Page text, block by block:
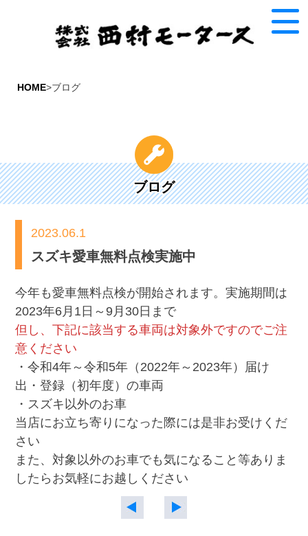
HOME>ブログ
ブログ
2023.06.1
スズキ愛車無料点検実施中
今年も愛車無料点検が開始されます。実施期間は
2023年6月1日～9月30日まで
但し、下記に該当する車両は対象外ですのでご注
意ください
・令和4年～令和5年（2022年～2023年）届け
出・登録（初年度）の車両
・スズキ以外のお車
当店にお立ち寄りになった際には是非お受けくだ
さい
また、対象以外のお車でも気になること等ありま
したらお気軽にお越しください